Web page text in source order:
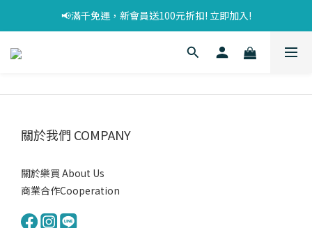
📢滿千免運，新會員送100元折扣! 立即加入!
關於我們 COMPANY
關於樂買 About Us
商業合作Cooperation